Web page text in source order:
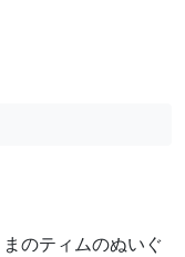
のティムのぬいぐ